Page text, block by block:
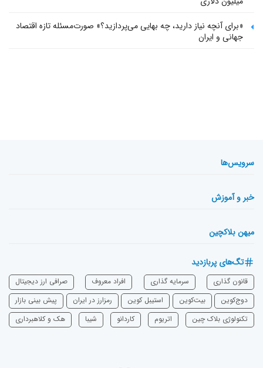
«برای آنچه نیاز دارید، چه بهایی می‌پردازید؟» صورت‌مسئله تازه اقتصاد
جهانی و ایران
سرویس‌ها
خبر و آموزش
میهن بلاکچین
تگ‌های پربازدید
قانون گذاری سرمایه‌ گذاری افراد معروف
صرافی ارز دیجیتال
دوج‌کوین
بیت‌کوین استیبل کوین رمزارز در ایران
پیش بینی بازار
تکنولوژی بلاک چین
اتریوم ‌کاردانو شیبا هک و کلاهبرداری